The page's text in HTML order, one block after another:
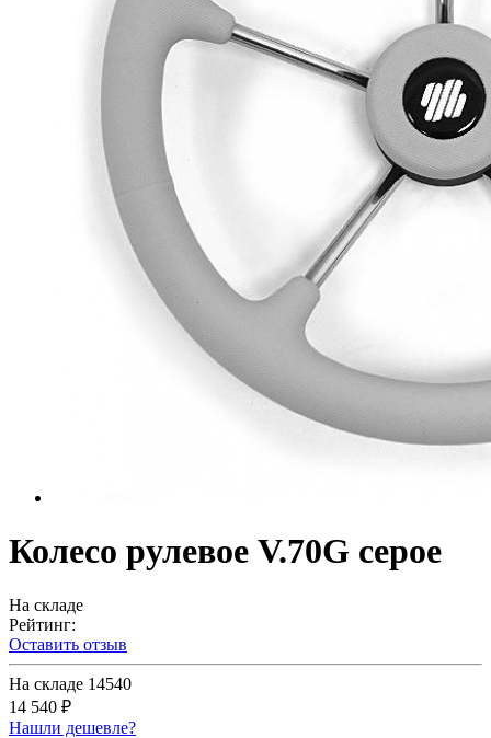
Колесо рулевое V.70G серое
На складе
Рейтинг:
Оставить отзыв
На складе 14540
14 540 ₽
Нашли дешевле?